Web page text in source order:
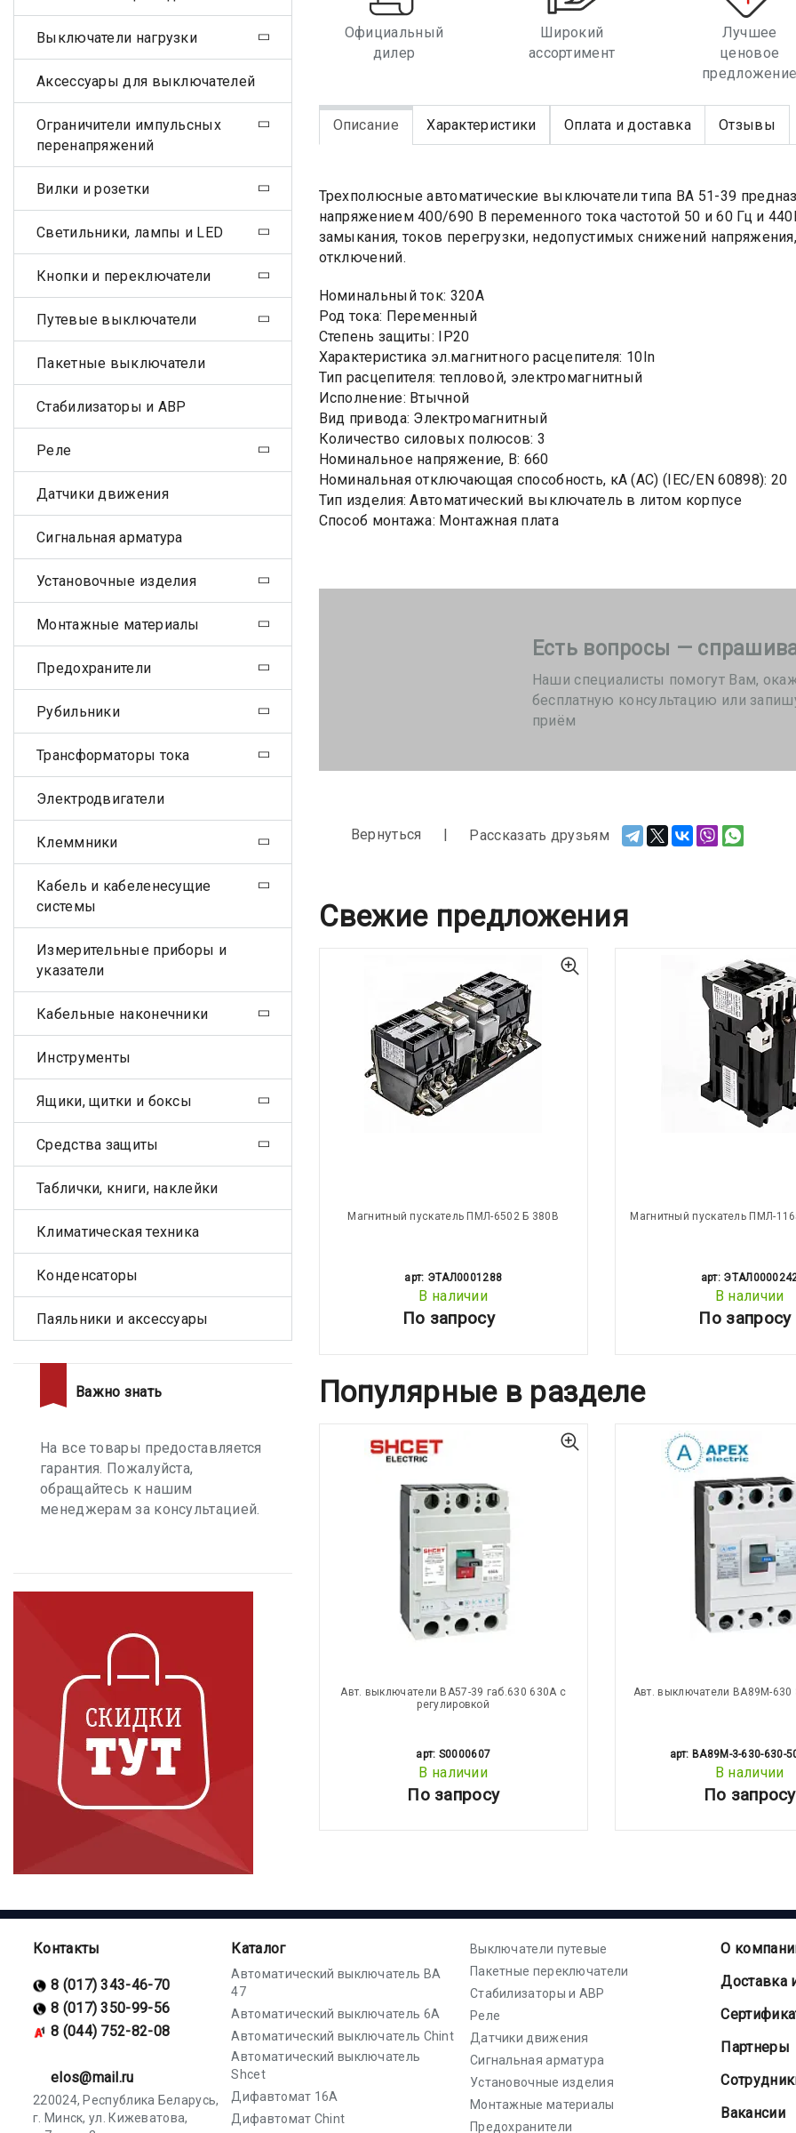
Официальный
дилер
Широкий
ассортимент
Лучшее
ценовое
предложение
Описание Характеристики Оплата и доставка Отзывы
Трехполюсные автоматические выключатели типа ВА 51-39
напряжением 400/690 В переменного тока частотой 50 и 60 Гц и
замыкания, токов перегрузки, недопустимых снижений
отключений.
Номинальный ток: 320А
Род тока: Переменный
Степень защиты: IP20
Характеристика эл.магнитного расцепителя: 10In
Тип расцепителя: тепловой, электромагнитный
Исполнение: Втычной
Вид привода: Электромагнитный
Количество силовых полюсов: 3
Номинальное напряжение, В: 660
Номинальная отключающая способность, кA (AC) (IEC/EN 60898): 20
Тип изделия: Автоматический выключатель в литом корпусе
Способ монтажа: Монтажная плата
Есть вопросы —
Наши специалисты помогут Вам,
бесплатную консультацию или
приём
Вернуться Рассказать друзьям
Свежие предложения
Магнитный пускатель ПМЛ-6502 Б 380В
арт: ЭТАЛ0001288
В наличии
По запросу
Магнитный пускатель ПМЛ-
арт:
В наличии
По запросу
Популярные в разделе
Авт. выключатели ВА57-39 габ.630 630А с
регулировкой
арт: S0000607
В наличии
По запросу
Авт. выключатели ВА89М-630
арт: BA89M-3-630-630-
В наличии
По запросу
Выключатели нагрузки
Аксессуары для выключателей
Ограничители импульсных
перенапряжений
Вилки и розетки
Светильники, лампы и LED
Кнопки и переключатели
Путевые выключатели
Пакетные выключатели
Стабилизаторы и АВР
Реле
Датчики движения
Сигнальная арматура
Установочные изделия
Монтажные материалы
Предохранители
Рубильники
Трансформаторы тока
Электродвигатели
Клеммники
Кабель и кабеленесущие
системы
Измерительные приборы и
указатели
Кабельные наконечники
Инструменты
Ящики, щитки и боксы
Средства защиты
Таблички, книги, наклейки
Климатическая техника
Конденсаторы
Паяльники и аксессуары
Важно знать
На все товары предоставляется
гарантия. Пожалуйста,
обращайтесь к нашим
менеджерам за консультацией.
Контакты
8 (017) 343-46-70
8 (017) 350-99-56
8 (044) 752-82-08
elos@mail.ru
220024, Республика Беларусь,
г. Минск, ул. Кижеватова,
Каталог
Автоматический выключатель ВА
47
Автоматический выключатель 6А
Автоматический выключатель Chint
Автоматический выключатель
Shcet
Дифавтомат 16А
Дифавтомат Chint
Выключатели путевые
Пакетные переключатели
Стабилизаторы и АВР
Реле
Датчики движения
Сигнальная арматура
Установочные изделия
Монтажные материалы
Предохранители
О
Доставка
Партнеры
Вакансии